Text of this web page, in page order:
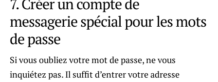
messagerie spécial pour les mots
de passe
Si vous oubliez votre mot de passe, ne vous
inquiétez pas. Il suffit d’entrer votre adresse